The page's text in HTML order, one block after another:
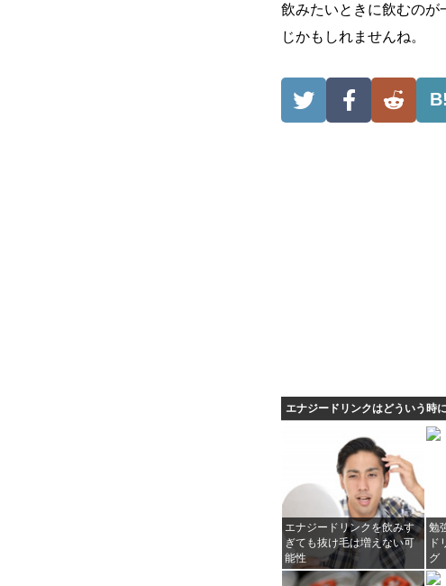
飲みたいときに飲むのが
じかもしれませんね。
B!
エナジードリンクはどういう時
エナジードリンクを飲みす
ぎても抜け毛は増えない可
能性
勉
ド
グ